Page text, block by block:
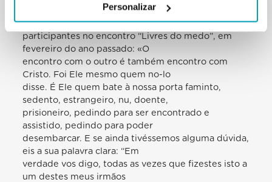
Personalizar
Lampedusa. À luz da Palavra de Deus, gostaria de
reiterar o que disse aos
participantes no encontro “Livres do medo”, em
fevereiro do ano passado: «O
encontro com o outro é também encontro com
Cristo. Foi Ele mesmo quem no-lo
disse. É Ele quem bate à nossa porta faminto,
sedento, estrangeiro, nu, doente,
prisioneiro, pedindo para ser encontrado e
assistido, pedindo para poder
desembarcar. E se ainda tivéssemos alguma dúvida,
eis a sua palavra clara: “Em
verdade vos digo, todas as vezes que fizestes isto a
um destes meus irmãos